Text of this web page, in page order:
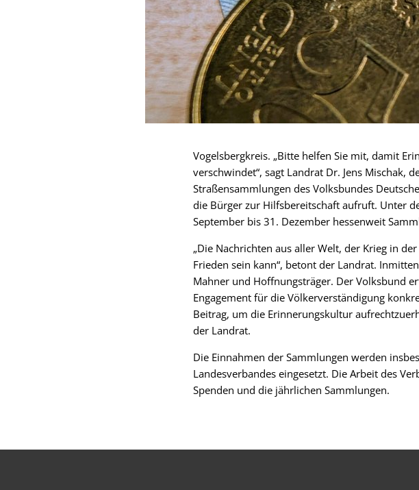
Vogelsbergkreis. „Bitte helfen Sie mit, damit
verschwindet“, sagt Landrat Dr. Jens Mischak,
Straßensammlungen des Volksbundes
die Bürger zur Hilfsbereitschaft aufruft. Unter
September bis 31. Dezember hessenweit
„Die Nachrichten aus aller Welt, der Krieg in
Frieden sein kann“, betont der Landrat.
Mahner und Hoffnungsträger. Der Volksbund
Engagement für die Völkerverständigung
Beitrag, um die Erinnerungskultur
der Landrat.
Die Einnahmen der Sammlungen werden
Landesverbandes eingesetzt. Die Arbeit des
Spenden und die jährlichen Sammlungen.